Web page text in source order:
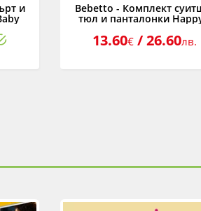
и Bebetto - Комплект
тюл и панталонки
13.60€ / 26.60лв.